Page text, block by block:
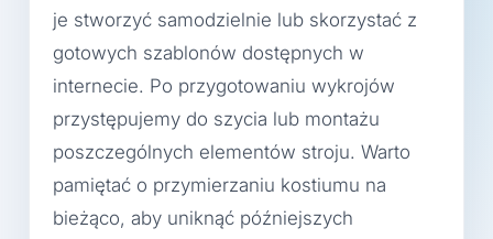
je stworzyć samodzielnie lub skorzystać z
gotowych szablonów dostępnych w
internecie. Po przygotowaniu wykrojów
przystępujemy do szycia lub montażu
poszczególnych elementów stroju. Warto
pamiętać o przymierzaniu kostiumu na
bieżąco, aby uniknąć późniejszych